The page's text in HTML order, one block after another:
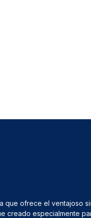
que ofrece el ventajoso
creado especialmente